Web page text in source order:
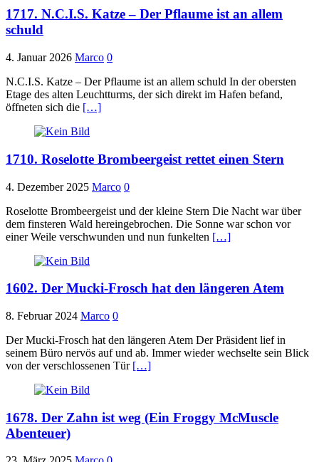
1717. N.C.I.S. Katze – Der Pflaume ist an allem
schuld
4. Januar 2026 Marco 0
N.C.I.S. Katze – Der Pflaume ist an allem schuld In der obersten
Etage des alten Leuchtturms, der sich direkt im Hafen befand,
öffneten sich die […]
1710. Roselotte Brombeergeist rettet einen Stern
4. Dezember 2025 Marco 0
Roselotte Brombeergeist und der kleine Stern Die Nacht war über
dem finsteren Wald hereingebrochen. Die Sonne war schon vor
einer Weile verschwunden und nun funkelten […]
1602. Der Mucki-Frosch hat den längeren Atem
8. Februar 2024 Marco 0
Der Mucki-Frosch hat den längeren Atem Der Präsident lief in
seinem Büro nervös auf und ab. Immer wieder wechselte sein Blick
von der verschlossenen Tür […]
1678. Der Zahn ist weg (Ein Froggy McMuscle
Abenteuer)